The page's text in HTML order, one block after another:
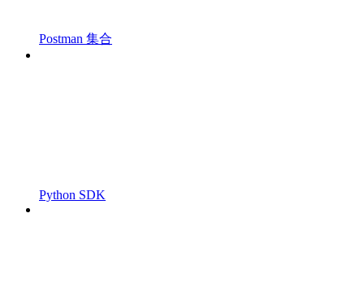
Postman 集合
Python SDK